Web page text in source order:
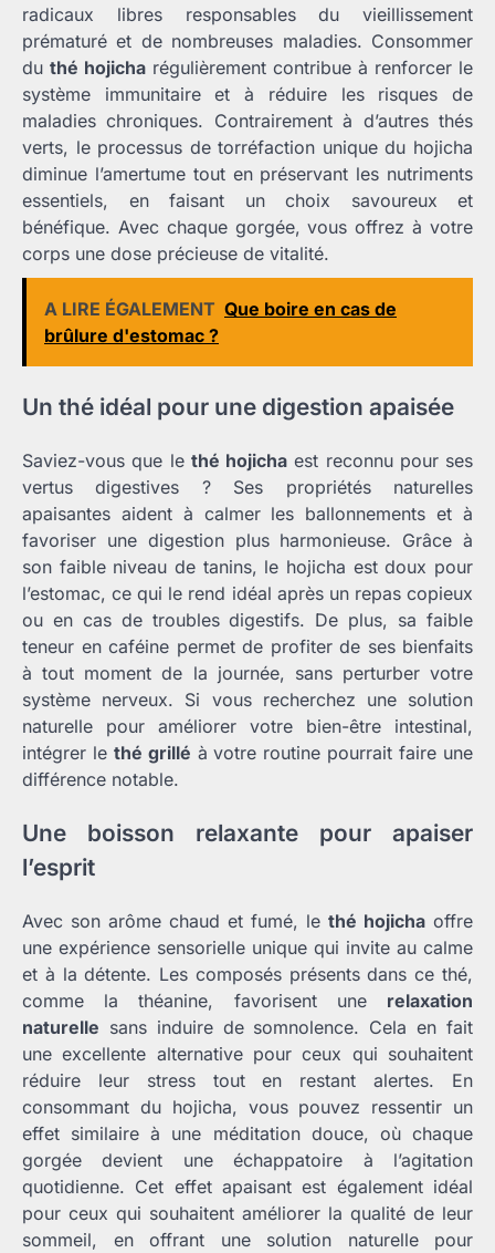
radicaux libres responsables du vieillissement
prématuré et de nombreuses maladies. Consommer
du thé hojicha régulièrement contribue à renforcer le
système immunitaire et à réduire les risques de
maladies chroniques. Contrairement à d’autres thés
verts, le processus de torréfaction unique du hojicha
diminue l’amertume tout en préservant les nutriments
essentiels, en faisant un choix savoureux et
bénéfique. Avec chaque gorgée, vous offrez à votre
corps une dose précieuse de vitalité.
A LIRE ÉGALEMENT Que boire en cas de
brûlure d'estomac ?
Un thé idéal pour une digestion apaisée
Saviez-vous que le thé hojicha est reconnu pour ses
vertus digestives ? Ses propriétés naturelles
apaisantes aident à calmer les ballonnements et à
favoriser une digestion plus harmonieuse. Grâce à
son faible niveau de tanins, le hojicha est doux pour
l’estomac, ce qui le rend idéal après un repas copieux
ou en cas de troubles digestifs. De plus, sa faible
teneur en caféine permet de profiter de ses bienfaits
à tout moment de la journée, sans perturber votre
système nerveux. Si vous recherchez une solution
naturelle pour améliorer votre bien-être intestinal,
intégrer le thé grillé à votre routine pourrait faire une
différence notable.
Une boisson relaxante pour apaiser
l’esprit
Avec son arôme chaud et fumé, le thé hojicha offre
une expérience sensorielle unique qui invite au calme
et à la détente. Les composés présents dans ce thé,
comme la théanine, favorisent une relaxation
naturelle sans induire de somnolence. Cela en fait
une excellente alternative pour ceux qui souhaitent
réduire leur stress tout en restant alertes. En
consommant du hojicha, vous pouvez ressentir un
effet similaire à une méditation douce, où chaque
gorgée devient une échappatoire à l’agitation
quotidienne. Cet effet apaisant est également idéal
pour ceux qui souhaitent améliorer la qualité de leur
sommeil, en offrant une solution naturelle pour